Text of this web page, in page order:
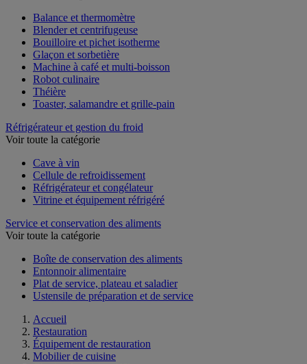
Balance et thermomètre
Blender et centrifugeuse
Bouilloire et pichet isotherme
Glaçon et sorbetière
Machine à café et multi-boisson
Robot culinaire
Théière
Réfrigérateur et gestion du froid
Cave à vin
Cellule de refroidissement
Réfrigérateur et congélateur
Service et conservation des aliments
Boîte de conservation des aliments
Entonnoir alimentaire
Plat de service, plateau et saladier
Accueil
Restauration
Équipement de restauration